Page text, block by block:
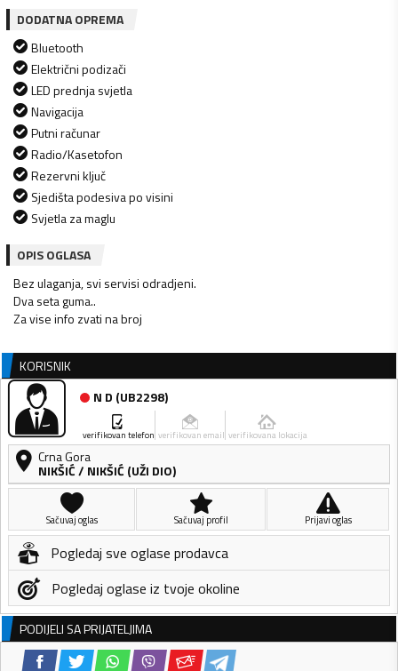
DODATNA OPREMA
Bluetooth
Električni podizači
LED prednja svjetla
Navigacija
Putni računar
Radio/Kasetofon
Rezervni ključ
Sjedišta podesiva po visini
Svjetla za maglu
OPIS OGLASA
Bez ulaganja, svi servisi odradjeni.
Dva seta guma..
Za vise info zvati na broj
KORISNIK
N D (UB2298)
verifikovan telefon verifikovan email verifikovana lokacija
Crna Gora
NIKŠIĆ/ NIKŠIĆ (UŽI DIO)
Sačuvaj oglas Sačuvaj profil Prijavi oglas
Pogledaj sve oglase prodavca
Pogledaj oglase iz tvoje okoline
PODIJELI SA PRIJATELJIMA